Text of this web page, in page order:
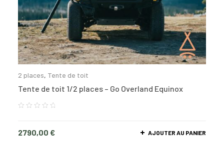
2 places, Tente de toit
Tente de toit 1/2 places – Go Overland Equinox
2790,00 € AJOUTER AU PANIER